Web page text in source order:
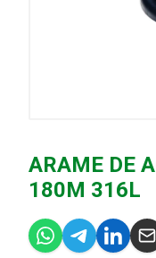
ARAME DE
180M 316L